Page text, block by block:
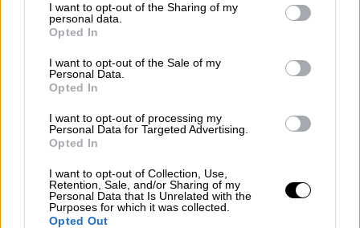
not limited to your visit or usage behaviour. You may click to
grant or deny consent to Google and its third-party tags to
use your data for below specified purposes in below Google
consent section.
I want to opt-out of the Sharing of my
personal data.
Opted In
I want to opt-out of the Sale of my
Personal Data.
Opted In
I want to opt-out of processing my
Personal Data for Targeted Advertising.
Opted In
I want to opt-out of Collection, Use,
Retention, Sale, and/or Sharing of my
Personal Data that Is Unrelated with the
Purposes for which it was collected.
Opted Out
Εργατικό ατύχημα στην Κόρινθο:
Εξερράγη ψυκτικό μηχάνημα - Τρεις
εργαζόμενοι στο νοσοκομείο
Σοβαρό εργατικό ατύχημα σε
κρεοπωλείο στην Κρήτη -
Εγκλωβίστηκε το χέρι 27χρονου σε
μηχανή του κιμά